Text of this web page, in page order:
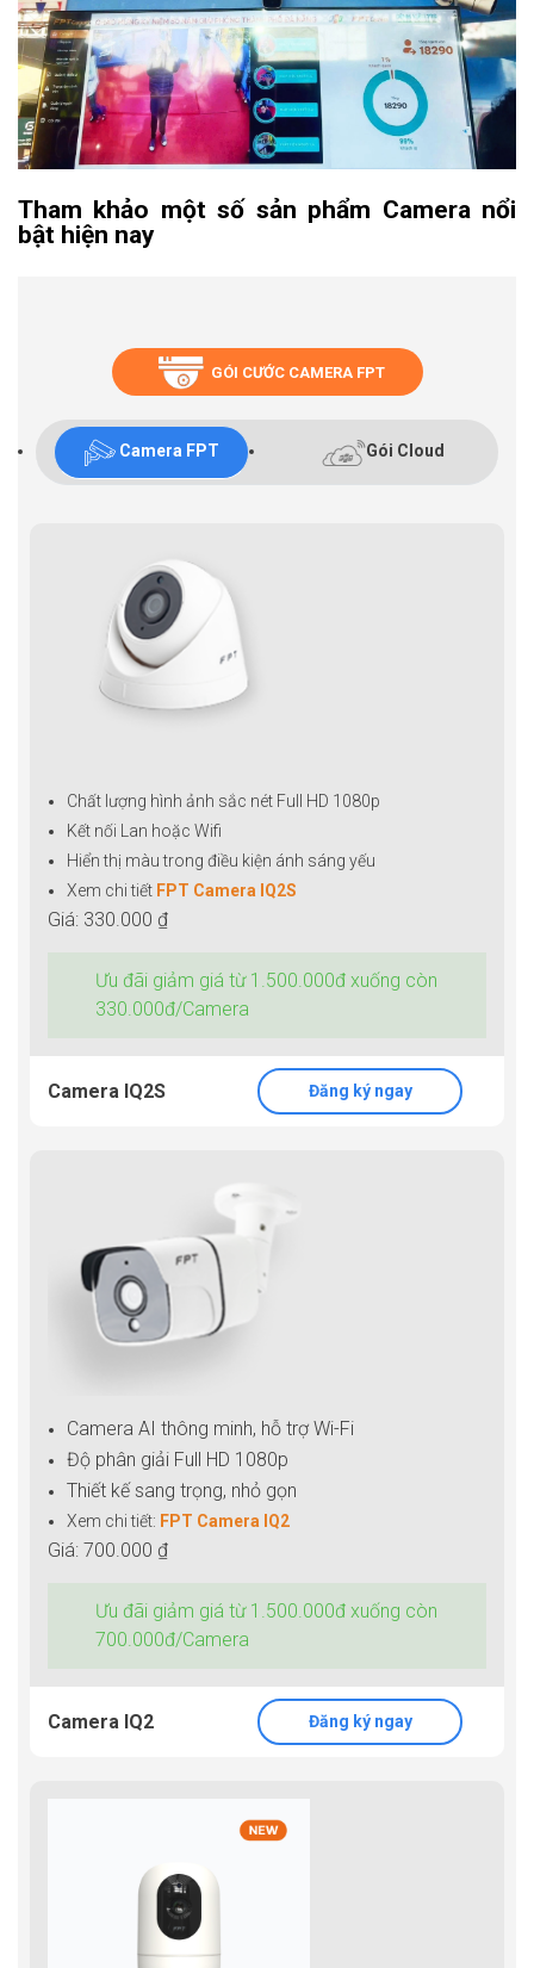
Tham khảo một số sản phẩm Camera nổi
bật hiện nay
GÓI CƯỚC CAMERA FPT
Camera FPT Gói Cloud
Chất lượng hình ảnh sắc nét Full HD 1080p
Kết nối Lan hoặc Wifi
Hiển thị màu trong điều kiện ánh sáng yếu
Xem chi tiết FPT Camera IQ2S
Giá: 330.000 ₫
Ưu đãi giảm giá từ 1.500.000đ xuống còn
330.000đ/Camera
Camera IQ2S Đăng ký ngay
Camera AI thông minh, hỗ trợ Wi-Fi
Độ phân giải Full HD 1080p
Thiết kế sang trọng, nhỏ gọn
Xem chi tiết: FPT Camera IQ2
Giá: 700.000 ₫
Ưu đãi giảm giá từ 1.500.000đ xuống còn
700.000đ/Camera
Camera IQ2 Đăng ký ngay